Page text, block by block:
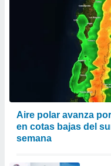
Aire polar avanza
en cotas bajas del
semana